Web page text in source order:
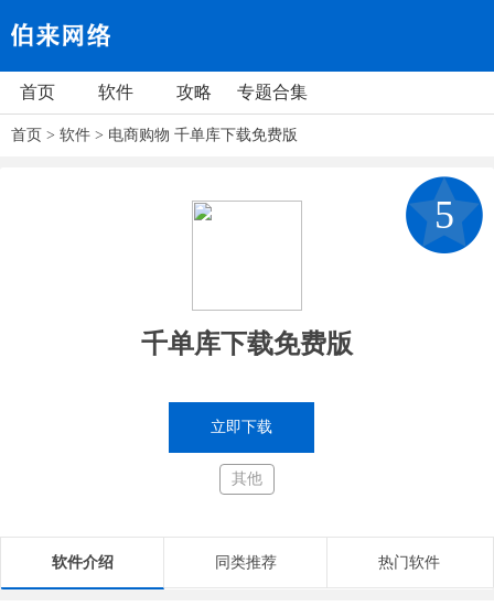
首页 软件 攻略 专题合集
首页 > 软件 > 电商购物 千单库下载免费版
5
千单库下载免费版
立即下载
其他
软件介绍 同类推荐 热门软件